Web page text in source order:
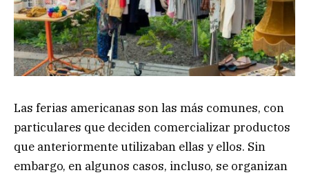
Las ferias americanas son las más comunes, con
particulares que deciden comercializar productos
que anteriormente utilizaban ellas y ellos. Sin
embargo, en algunos casos, incluso, se organizan